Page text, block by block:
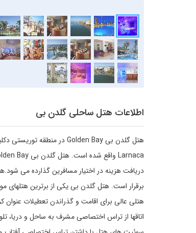
اطلاعات هتل ساحلی گلدن بی
دریافت هزینه در اختیار مسافرین گذارده می
برقرار است. هتل گلدن بی یکی از برترین هتلهای
هتلی عالی برای اقامت و گذراندن تعطیلات عنوان
اتاقها از تراس اختصاصی مشرف به ساحل و دریا،